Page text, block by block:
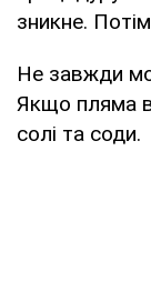
зникне.
Не завжди
Якщо пляма
солі та соди.